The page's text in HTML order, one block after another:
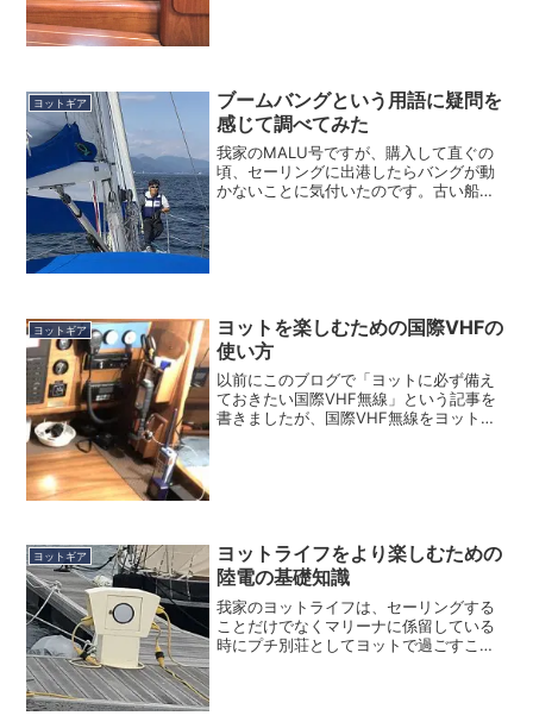
ヨットギア
ブームバングという用語に疑問を
感じて調べてみた
我家のMALU号ですが、購入して直ぐの
頃、セーリングに出港したらバングが動
かないことに気付いたのです。古い船に
ヨットギア
ヨットを楽しむための国際VHFの
使い方
以前にこのブログで「ヨットに必ず備え
ておきたい国際VHF無線」という記事を
書きましたが、国際VHF無線をヨットに
ヨットギア
ヨットライフをより楽しむための
陸電の基礎知識
我家のヨットライフは、セーリングする
ことだけでなくマリーナに係留している
時にプチ別荘としてヨットで過ごすこと